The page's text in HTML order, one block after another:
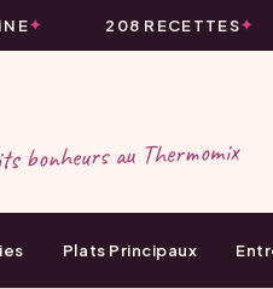
208 RECETTES
bonheurs au Thermomix
Plats Principaux